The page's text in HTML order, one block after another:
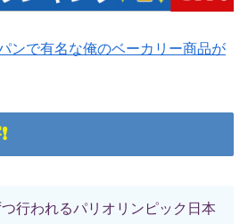
ンで有名な俺のベーカリー商品が
行われるパリオリンピック日本